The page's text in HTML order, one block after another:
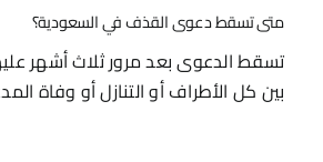
متى تسقط دعوى القذف في السعودية؟
تسقط الدعوى بعد مرور ثلاث أشهر
بين كل الأطراف أو التنازل أو وفاة